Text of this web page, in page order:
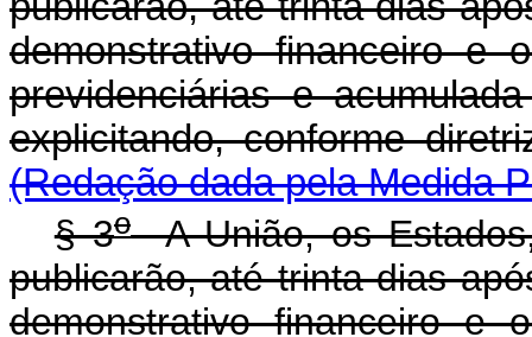
demonstrativo financeiro e
previdenciárias e
explicitando, conforme
(Redação dada pela Medida
§ 3oA União, os
publicarão, até trinta dias
demonstrativo financeiro e